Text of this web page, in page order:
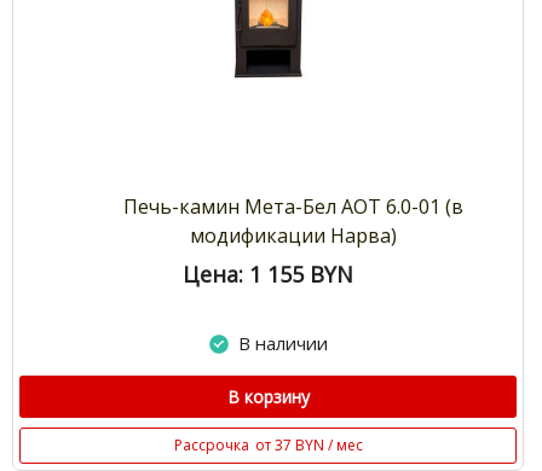
Печь-камин Мета-Бел АОТ 6.0-01 (в
модификации Нарва)
Цена: 1 155 BYN
В наличии
В корзину
Рассрочка от 37 BYN / мес